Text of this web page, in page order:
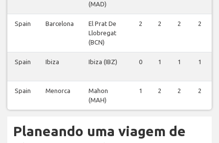
(MAD)
Spain Barcelona
El Prat De
Llobregat
(BCN)
2 2 2 2
Spain Ibiza Ibiza (IBZ) 0 1 1 1
Spain Menorca
Mahon
(MAH)
1 2 2 2
Planeando uma viagem de